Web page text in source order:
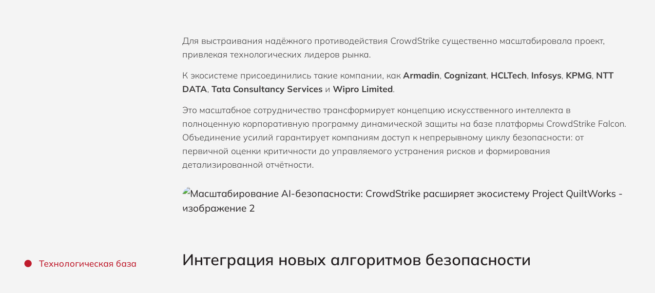
Для выстраивания надёжного противодействия CrowdStrike существенно масштабировала проект,
привлекая технологических лидеров рынка.
К экосистеме присоединились такие компании, как Armadin, Cognizant, HCLTech, Infosys, KPMG, NTT
DATA, Tata Consultancy Services и Wipro Limited.
Это масштабное сотрудничество трансформирует концепцию искусственного интеллекта в
полноценную корпоративную программу динамической защиты на базе платформы CrowdStrike Falcon.
Объединение усилий гарантирует компаниям доступ к непрерывному циклу безопасности: от
первичной оценки критичности до управляемого устранения рисков и формирования
детализированной отчётности.
Технологическая база Интеграция новых алгоритмов безопасности